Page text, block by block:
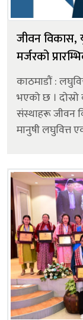
जीवन विकास,
मर्जरको
काठमाडौं :
भएको छ । दोस्रो
संस्थाहरू जीवन
मानुषी लघुवित्त